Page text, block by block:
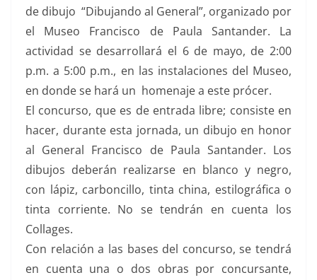
de dibujo “Dibujando al General”, organizado por
el Museo Francisco de Paula Santander. La
actividad se desarrollará el 6 de mayo, de 2:00
p.m. a 5:00 p.m., en las instalaciones del Museo,
en donde se hará un homenaje a este prócer.
El concurso, que es de entrada libre; consiste en
hacer, durante esta jornada, un dibujo en honor
al General Francisco de Paula Santander. Los
dibujos deberán realizarse en blanco y negro,
con lápiz, carboncillo, tinta china, estilográfica o
tinta corriente. No se tendrán en cuenta los
Collages.
Con relación a las bases del concurso, se tendrá
en cuenta una o dos obras por concursante,